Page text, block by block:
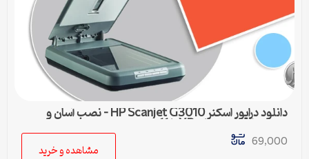
دانلود درایور اسکنر HP Scanjet G3010 – نصب آسان و
سریع برای ویندوزهای XP تا 11
69,000
مشاهده و خرید